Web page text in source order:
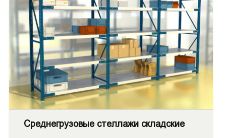
Среднегрузовые стеллажи складские